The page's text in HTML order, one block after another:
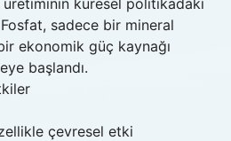
küresel politikadaki
sadece bir mineral
ekonomik güç kaynağı
başlandı.
çevresel etki